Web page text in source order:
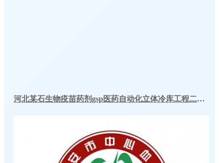
河北某石生物疫苗药剂gsp医药自动化立体冷库工程二期建造方案